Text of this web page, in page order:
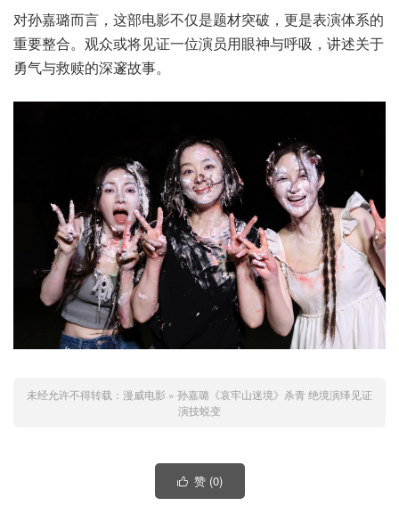
对孙嘉璐而言，这部电影不仅是题材突破，更是表演体系的
重要整合。观众或将见证一位演员用眼神与呼吸，讲述关于
勇气与救赎的深邃故事。
未经允许不得转载： 漫威电影 » 孙嘉璐《哀牢山迷境》杀青 绝境演绎见证
演技蜕变
 赞 (0)